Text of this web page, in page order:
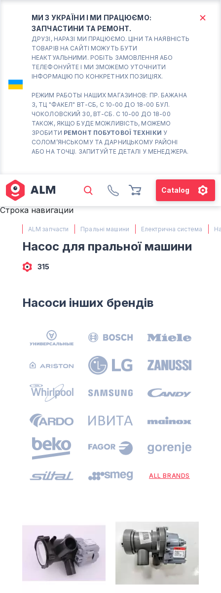
МИ З УКРАЇНИ І МИ ПРАЦЮЄМО:
ЗАПЧАСТИНИ ТА РЕМОНТ.
ДРУЗІ, НАРАЗІ МИ ПРАЦЮЄМО. ЦІНИ ТА НАЯВНІСТЬ
ТОВАРІВ НА САЙТІ МОЖУТЬ БУТИ
НЕАКТУАЛЬНИМИ. РОБІТЬ ЗАМОВЛЕННЯ АБО
ТЕЛЕФОНУЙТЕ І МИ ЗМОЖЕМО УТОЧНИТИ
ІНФОРМАЦІЮ ПО КОНКРЕТНИХ ПОЗИЦІЯХ.
РЕЖИМ РАБОТЫ НАШИХ МАГАЗИНОВ: ПР. БАЖАНА
3, ТЦ "ФАКЕЛ" ВТ-СБ, С 10-00 ДО 18-00 БУЛ.
ЧОКОЛОВСКИЙ 30, ВТ-СБ. С 10-00 ДО 18-00
ТАКОЖ, ЯКЩО БУДЕ МОЖЛИВІСТЬ, МОЖЕМО
ЗРОБИТИ РЕМОНТ ПОБУТОВОЇ ТЕХНІКИ У
СОЛОМ’ЯНСЬКОМУ ТА ДАРНИЦЬКОМУ РАЙОНІ
АБО НА ТОЧЦІ. ЗАПИТУЙТЕ ДЕТАЛІ У МЕНЕДЖЕРА.
Catalog
КИЇВ БОРИСПІЛЬ
Вт.- Сб.
10:00 - 18:00
Солом'янський район
працює ВТ-СБ с10-00 до
18-00
(098) 672 76 42
М. ХАРКІВСЬКА – ПРАЦЮЄ
ВТ-СБ С10-00 ДО 18-00
(067) 385 27 70
(063) 527 27 00
(044) 332 76 42
Строка навигации
ALM запчасти Пральні машини Електрична система
Насос для пральної машини
315
Насоси інших брендів
ALL BRANDS